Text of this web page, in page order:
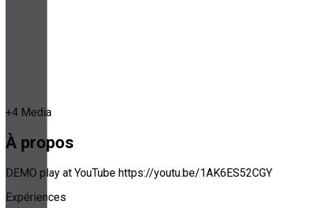
+4 Media
À propos
DEMO play at YouTube https://youtu.be/1AK6ES52CGY
Expériences